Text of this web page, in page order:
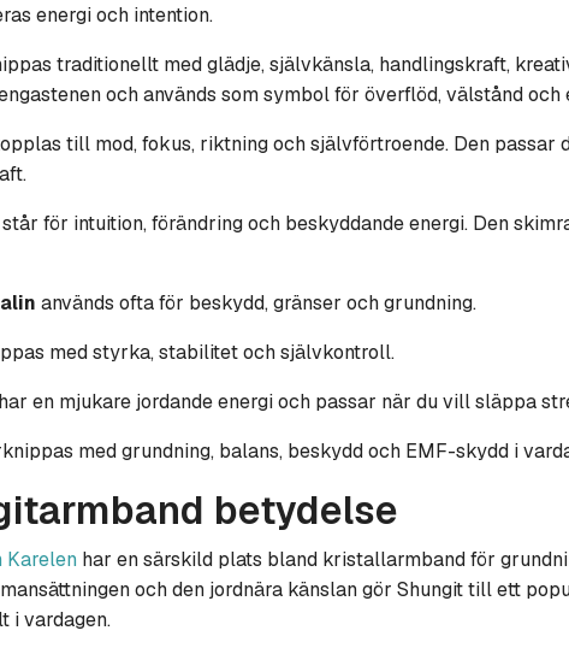
energi och intention.
traditionellt med glädje, självkänsla, handlingskraft,
och används som symbol för överflöd, välstånd
till mod, fokus, riktning och självförtroende. Den passar
står för intuition, förändring och beskyddande energi. Den
används ofta för beskydd, gränser och grundning.
med styrka, stabilitet och självkontroll.
har en mjukare jordande energi och passar när du vill släppa
med grundning, balans, beskydd och EMF-skydd i
betydelse
Karelen har en särskild plats bland kristallarmband för
och den jordnära känslan gör Shungit till ett
i vardagen.